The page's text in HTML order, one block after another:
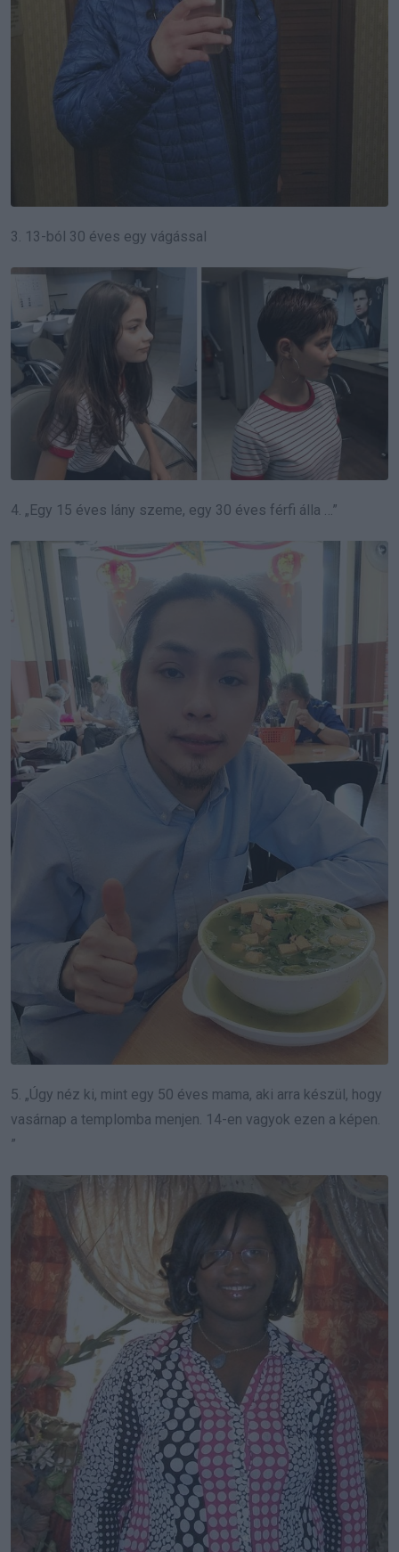
3. 13-ból 30 éves egy vágással
4. „Egy 15 éves lány szeme, egy 30 éves férfi álla …”
5. „Úgy néz ki, mint egy 50 éves mama, aki arra készül, hogy
vasárnap a templomba menjen. 14-en vagyok ezen a képen.
”